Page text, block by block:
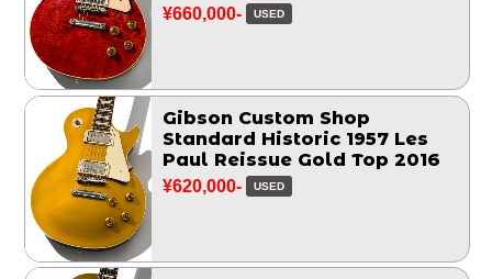
¥660,000- USED
Gibson Custom Shop
Standard Historic 1957 Les
Paul Reissue Gold Top 2016
¥620,000- USED